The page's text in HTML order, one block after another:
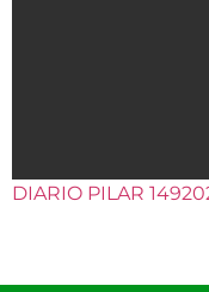
DIARIO PILAR